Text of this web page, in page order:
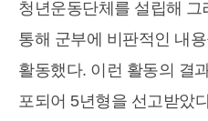
청년운동단체를 설립해
통해 군부에 비판적인 내
활동했다. 이런 활동의 결
포되어 5년형을 선고받았